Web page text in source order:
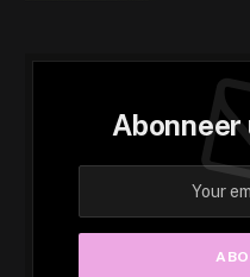
Abonneer